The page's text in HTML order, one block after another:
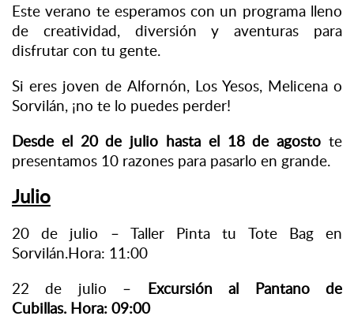
Este verano te esperamos con un programa lleno
de creatividad, diversión y aventuras para
disfrutar con tu gente.
Si eres joven de Alfornón, Los Yesos, Melicena o
Sorvilán, ¡no te lo puedes perder!
Desde el 20 de julio hasta el 18 de agosto te
presentamos 10 razones para pasarlo en grande.
Julio
20 de julio – Taller Pinta tu Tote Bag en
Sorvilán.Hora: 11:00
22 de julio – Excursión al Pantano de
Cubillas. Hora: 09:00